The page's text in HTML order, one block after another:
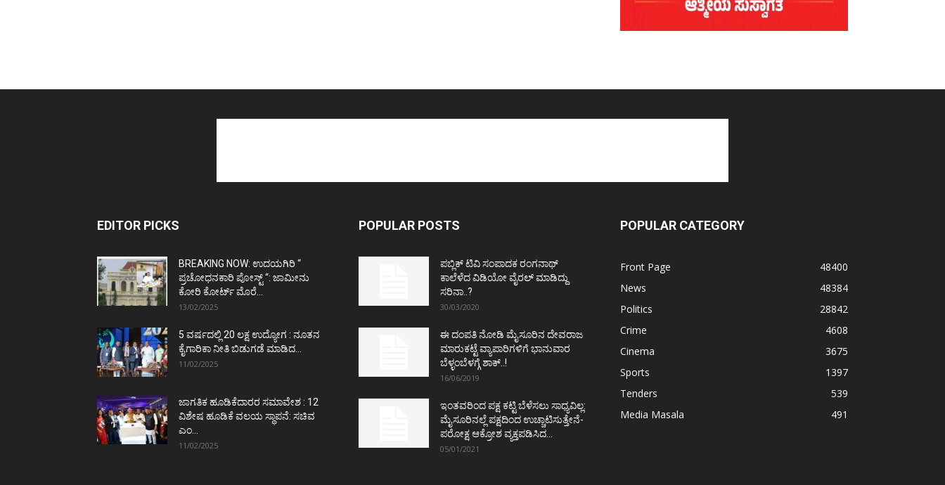
EDITOR PICKS
BREAKING NOW: ಉದಯಗಿರಿ “
ಪ್ರಚೋಧನಕಾರಿ ಪೋಸ್ಟ್‌ “: ಜಾಮೀನು
ಕೋರಿ ಕೋರ್ಟ್‌ ಮೊರೆ...
13/02/2025
5 ವರ್ಷದಲ್ಲಿ 20 ಲಕ್ಷ ಉದ್ಯೋಗ : ನೂತನ
ಕೈಗಾರಿಕಾ ನೀತಿ ಬಿಡುಗಡೆ ಮಾಡಿದ...
11/02/2025
ಜಾಗತಿಕ ಹೂಡಿಕೆದಾರರ ಸಮಾವೇಶ : 12
ವಿಶೇಷ ಹೂಡಿಕೆ ವಲಯ ಸ್ಥಾಪನೆ: ಸಚಿವ
ಎಂ...
11/02/2025
POPULAR POSTS
ಪಬ್ಲಿಕ್ ಟಿವಿ ಸಂಪಾದಕ ರಂಗನಾಥ್
ಕಾಲೆಳೆದ ವಿಡಿಯೋ ವೈರಲ್ ಮಾಡಿದ್ದು
ಸರಿನಾ..?
30/03/2020
ಈ ದಂಪತಿ ನೋಡಿ ಮೈಸೂರಿನ ದೇವರಾಜ
ಮಾರುಕಟ್ಟೆ ವ್ಯಾಪಾರಿಗಳಿಗೆ ಭಾನುವಾರ
ಬೆಳ್ಳಂಬೆಳಗ್ಗೆ ಶಾಕ್..!
16/06/2019
ಇಂತವರಿಂದ ಪಕ್ಷ ಕಟ್ಟಿ ಬೆಳೆಸಲು ಸಾಧ್ಯವಿಲ್ಲ:
ಮೈಸೂರಿನಲ್ಲೆ ಪಕ್ಷದಿಂದ ಉಚ್ಚಾಟಿಸುತ್ತೇನೆ-
ಪರೋಕ್ಷ ಆಕ್ರೋಶ ವ್ಯಕ್ತಪಡಿಸಿದ...
05/01/2021
POPULAR CATEGORY
Front Page
48400
News
48384
Politics
28842
Crime
4608
Cinema
3675
Sports
1397
Tenders
539
Media Masala
491